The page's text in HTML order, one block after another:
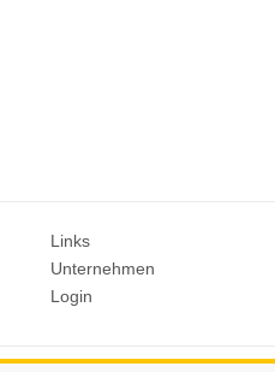
Links
Unternehmen
Login